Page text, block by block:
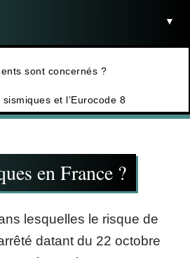
sont concernés ?
et l’Eurocode 8
en France ?
lesquelles le risque de
datant du 22 octobre